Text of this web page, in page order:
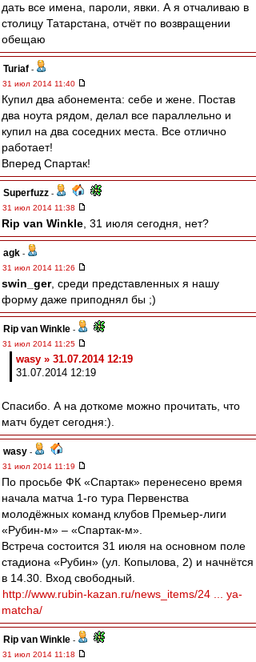
дать все имена, пароли, явки. А я отчаливаю в
столицу Татарстана, отчёт по возвращении
обещаю
Turiaf -
31 июл 2014 11:40
Купил два абонемента: себе и жене. Постав
два ноута рядом, делал все параллельно и
купил на два соседних места. Все отлично
работает!
Вперед Спартак!
Superfuzz -
31 июл 2014 11:38
Rip van Winkle , 31 июля сегодня, нет?
agk -
31 июл 2014 11:26
swin_ger, среди представленных я нашу
форму даже приподнял бы ;)
Rip van Winkle -
31 июл 2014 11:25
wasy » 31.07.2014 12:19
31.07.2014 12:19
Спасибо. А на доткоме можно прочитать, что
матч будет сегодня:).
wasy -
31 июл 2014 11:19
По просьбе ФК «Спартак» перенесено время
начала матча 1-го тура Первенства
молодёжных команд клубов Премьер-лиги
«Рубин-м» – «Спартак-м».
Встреча состоится 31 июля на основном поле
стадиона «Рубин» (ул. Копылова, 2) и начнётся
в 14.30. Вход свободный.
http://www.rubin-kazan.ru/news_items/24 ... ya-
matcha/
Rip van Winkle -
31 июл 2014 11:18